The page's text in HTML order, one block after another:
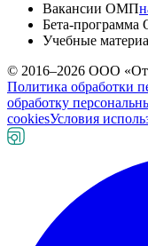
Вакансии ОМП
Бета-
Учебные
© 2016–2026 ООО
Политика обработки
обработку
cookiesУсловия